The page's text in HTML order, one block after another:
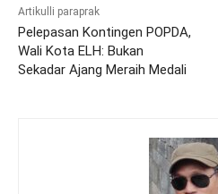
Artikulli paraprak
Pelepasan Kontingen POPDA,
Wali Kota ELH: Bukan
Sekadar Ajang Meraih Medali